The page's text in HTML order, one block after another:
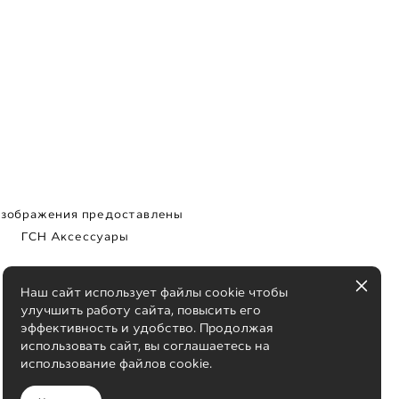
предоставлены
ГСН Аксессуары
Наш сайт использует файлы cookie чтобы
улучшить работу сайта, повысить его
эффективность и удобство. Продолжая
использовать сайт, вы соглашаетесь на
использование файлов cookie.